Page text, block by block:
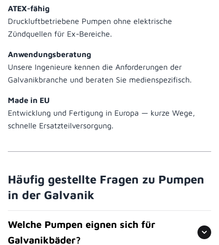
ATEX-fähig
Druckluftbetriebene Pumpen ohne elektrische
Zündquellen für Ex-Bereiche.
Anwendungsberatung
Unsere Ingenieure kennen die Anforderungen der
Galvanikbranche und beraten Sie medienspezifisch.
Made in EU
Entwicklung und Fertigung in Europa — kurze Wege,
schnelle Ersatzteilversorgung.
Häufig gestellte Fragen zu Pumpen
in der Galvanik
Welche Pumpen eignen sich für
Galvanikbäder?